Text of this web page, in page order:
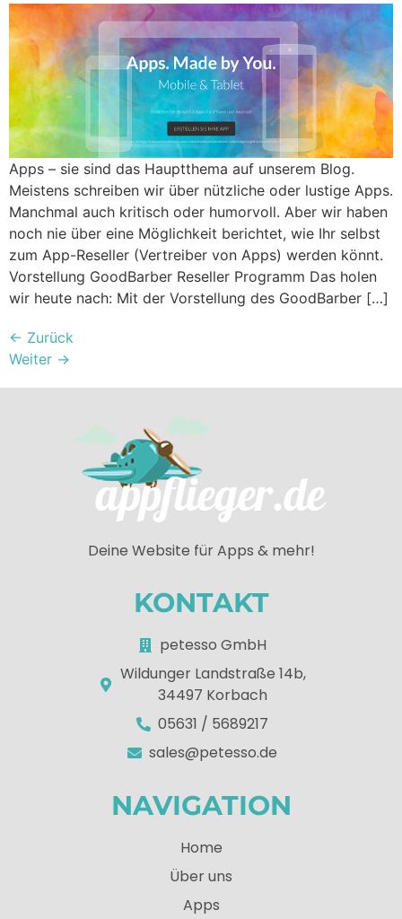
Apps – sie sind das Hauptthema auf unserem Blog.
Meistens schreiben wir über nützliche oder lustige Apps.
Manchmal auch kritisch oder humorvoll. Aber wir haben
noch nie über eine Möglichkeit berichtet, wie Ihr selbst
zum App-Reseller (Vertreiber von Apps) werden könnt.
Vorstellung GoodBarber Reseller Programm Das holen
wir heute nach: Mit der Vorstellung des GoodBarber […]
← Zurück
Weiter →
Deine Website für Apps & mehr!
KONTAKT
petesso GmbH
Wildunger Landstraße 14b,
34497 Korbach
05631 / 5689217
sales@petesso.de
NAVIGATION
Home
Über uns
Apps